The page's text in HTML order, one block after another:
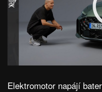
Elektromotor napájí